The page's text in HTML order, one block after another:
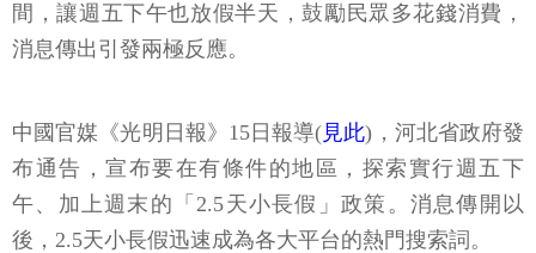
間，讓週五下午也放假半天，鼓勵民眾多花錢消費，
消息傳出引發兩極反應。
中國官媒《光明日報》15日報導(見此)，河北省政府發
布通告，宣布要在有條件的地區，探索實行週五下
午、加上週末的「2.5天小長假」政策。消息傳開以
後，2.5天小長假迅速成為各大平台的熱門搜索詞。